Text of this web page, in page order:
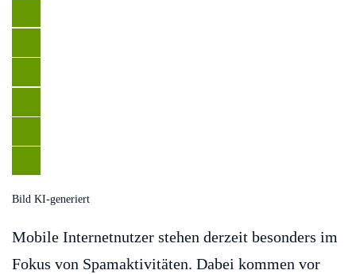
Bild KI-generiert
Mobile Internetnutzer stehen derzeit besonders im
Fokus von Spamaktivitäten. Dabei kommen vor